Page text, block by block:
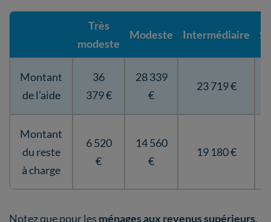
Très
modeste
Modeste Intermédiaire
Montant
de l’aide
36
379 €
28 339
€
23 719 €
Montant
du reste
à charge
6 520
€
14 560
€
19 180 €
Notez que pour les ménages aux revenus supérieurs,